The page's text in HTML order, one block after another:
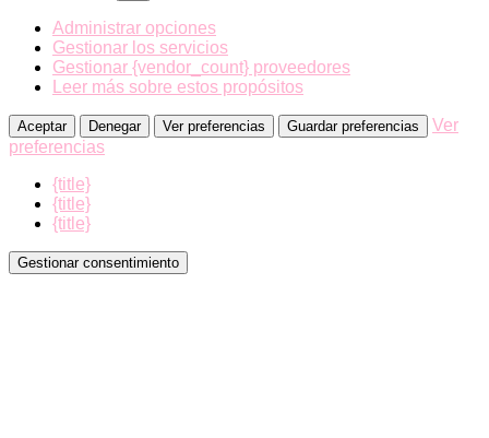
Administrar opciones
Gestionar los servicios
Gestionar {vendor_count} proveedores
Leer más sobre estos propósitos
Aceptar Denegar Ver preferencias Guardar preferencias
Ver
preferencias
{title}
{title}
{title}
Gestionar consentimiento